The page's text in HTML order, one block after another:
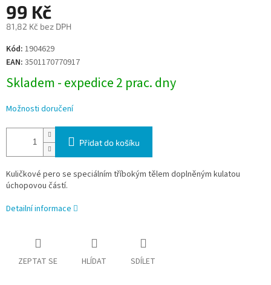
99 Kč
81,82 Kč bez DPH
Měrná
cena:
Kód: 1904629
EAN: 3501170770917
Skladem - expedice 2 prac. dny
Možnosti doručení
Přidat do košíku
Kuličkové pero se speciálním tříbokým tělem doplněným kulatou
úchopovou částí.
Detailní informace
ZEPTAT SE HLÍDAT SDÍLET